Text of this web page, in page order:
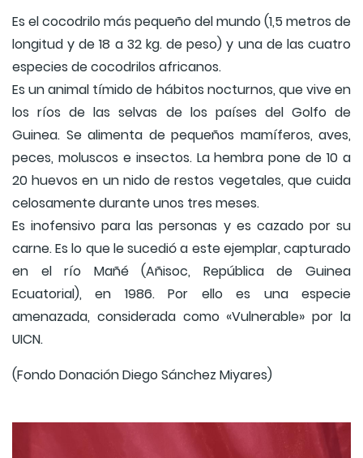
Es el cocodrilo más pequeño del mundo (1,5 metros de
longitud y de 18 a 32 kg. de peso) y una de las cuatro
especies de cocodrilos africanos.
Es un animal tímido de hábitos nocturnos, que vive en
los ríos de las selvas de los países del Golfo de
Guinea. Se alimenta de pequeños mamíferos, aves,
peces, moluscos e insectos. La hembra pone de 10 a
20 huevos en un nido de restos vegetales, que cuida
celosamente durante unos tres meses.
Es inofensivo para las personas y es cazado por su
carne. Es lo que le sucedió a este ejemplar, capturado
en el río Mañé (Añisoc, República de Guinea
Ecuatorial), en 1986. Por ello es una especie
amenazada, considerada como «Vulnerable» por la
UICN.
(Fondo Donación Diego Sánchez Miyares)